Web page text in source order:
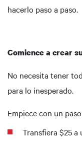
hacerlo paso a paso.
Comience a crear
No necesita tener
para lo inesperado.
Empiece con un
Transfiera $25 a